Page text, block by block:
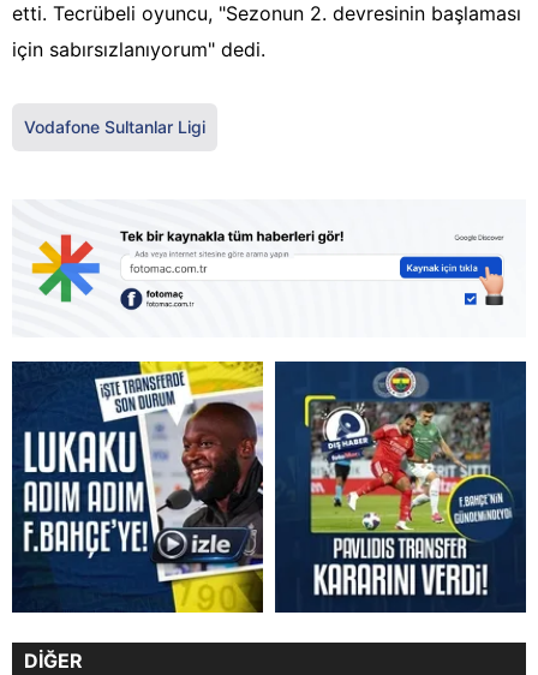
etti. Tecrübeli oyuncu, "Sezonun 2. devresinin başlaması
için sabırsızlanıyorum" dedi.
Vodafone Sultanlar Ligi
DİĞER